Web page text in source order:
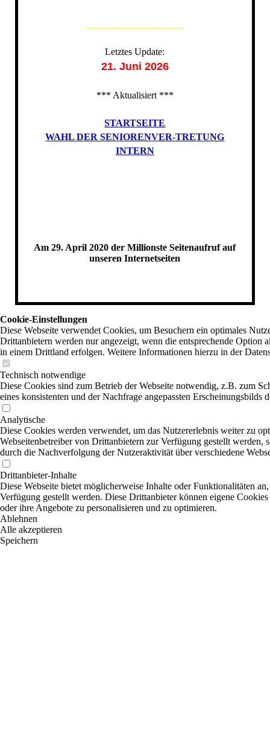
Letztes Update:
21. Juni 2026
*** Aktualisiert ***
STARTSEITE
WAHL DER SENIORENVER-TRETUNG
INTERN
Am 29. April 2020 der Millionste Seitenaufruf auf
unseren Internetseiten
Cookie-Einstellungen
Diese Webseite verwendet Cookies, um Besuchern ein optimales
Drittanbietern werden nur angezeigt, wenn die entsprechende Option
in einem Drittland erfolgen. Weitere Informationen hierzu in der
Technisch notwendige
Diese Cookies sind zum Betrieb der Webseite notwendig, z.B. zum
eines konsistenten und der Nachfrage angepassten Erscheinungsbilds
Analytische
Diese Cookies werden verwendet, um das Nutzererlebnis weiter zu
Webseitenbetreiber von Drittanbietern zur Verfügung gestellt werden,
durch die Nachverfolgung der Nutzeraktivität über verschiedene
Drittanbieter-Inhalte
Diese Webseite bietet möglicherweise Inhalte oder Funktionalitäten
Verfügung gestellt werden. Diese Drittanbieter können eigene
oder ihre Angebote zu personalisieren und zu optimieren.
Ablehnen
Alle akzeptieren
Speichern